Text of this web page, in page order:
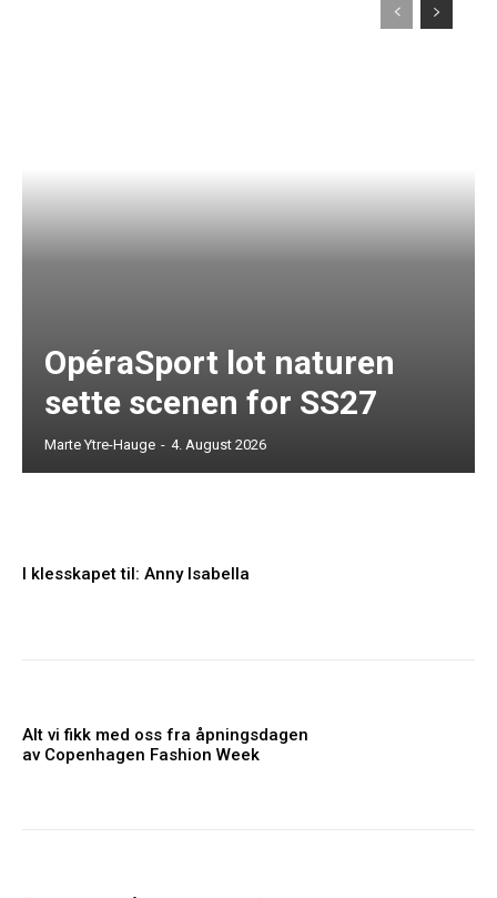
OpéraSport lot naturen
sette scenen for SS27
Marte Ytre-Hauge - 4. August 2026
I klesskapet til: Anny Isabella
Alt vi fikk med oss fra åpningsdagen
av Copenhagen Fashion Week